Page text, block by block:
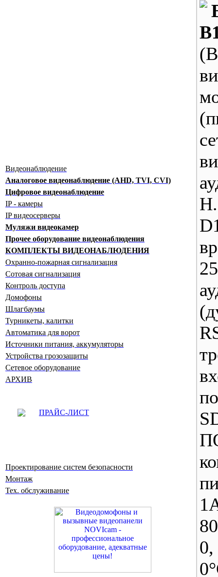
Видеонаблюдение
Аналоговое видеонаблюдение (AHD, TVI, CVI)
Цифровое видеонаблюдение
IP - камеры
IP видеосерверы
Муляжи видеокамер
Прочее оборудование видеонаблюдения
КОМПЛЕКТЫ ВИДЕОНАБЛЮДЕНИЯ
Охранно-пожарная сигнализация
Сотовая сигнализация
Контроль доступа
Домофоны
Шлагбаумы
Турникеты, калитки
Автоматика для ворот
Источники питания, аккумуляторы
Устройства грозозащиты
Сетевое оборудование
АРХИВ
ПРАЙС-ЛИСТ
Проектирование систем безопасности
Монтаж
Тех. обслуживание
0